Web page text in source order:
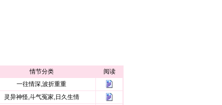
情节分类
阅读
一往情深,波折重重
灵异神怪,斗气冤家,日久生情